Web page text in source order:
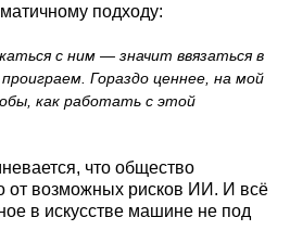
подходу:
с ним — значит ввязаться в
Гораздо ценнее, на мой
как работать с этой
что общество
от возможных рисков ИИ. И всё
в искусстве машине не под